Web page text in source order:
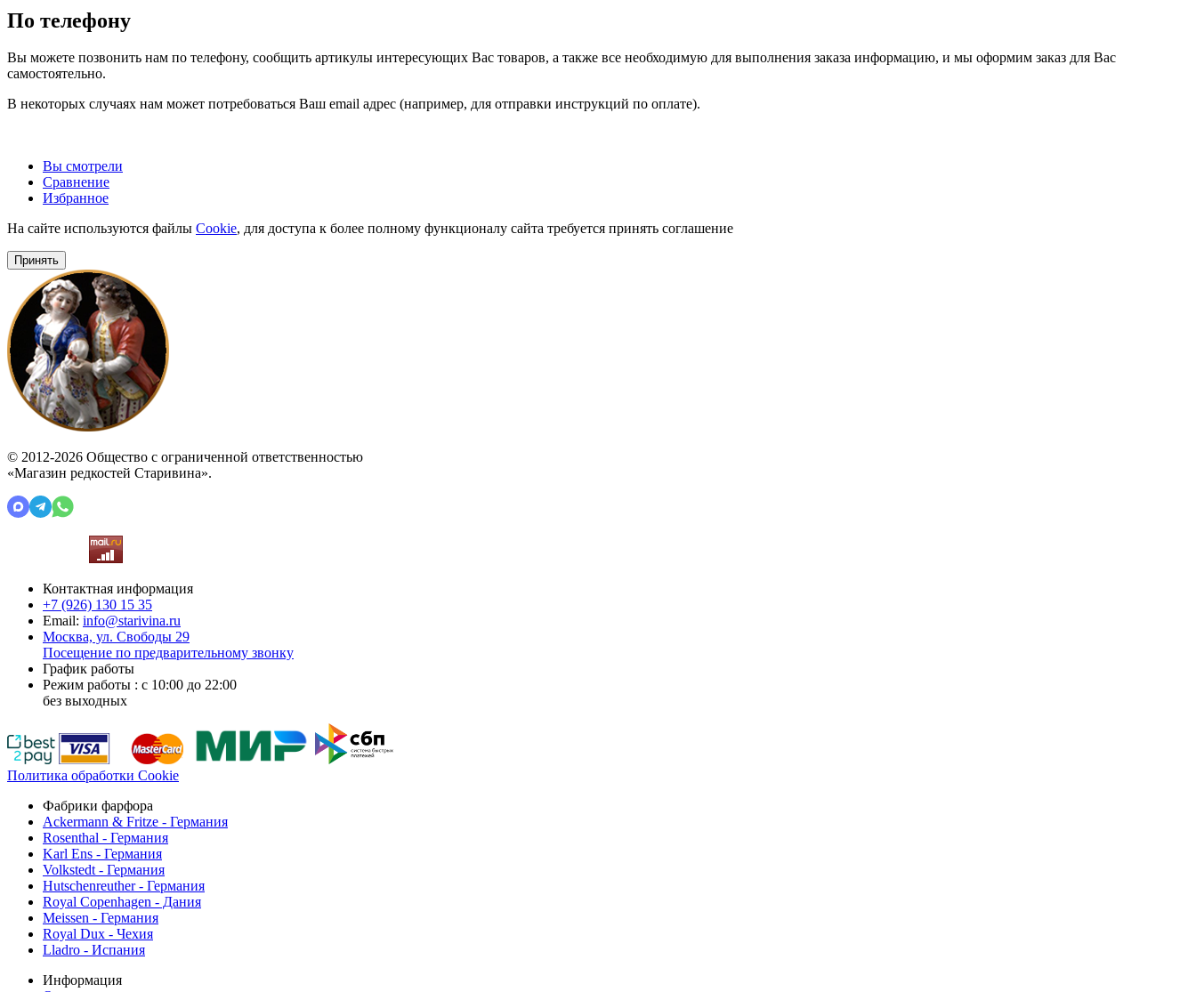
По телефону
Вы можете позвонить нам по телефону, сообщить артикулы интересующих Вас товаров, а также все необходимую для выполнения заказа информацию, и мы оформим заказ для Вас
самостоятельно.
В некоторых случаях нам может потребоваться Ваш email адрес (например, для отправки инструкций по оплате).
Вы смотрели
Сравнение
Избранное
На сайте используются файлы Cookie, для доступа к более полному функционалу сайта требуется принять соглашение
Принять
© 2012-2026 Общество с ограниченной ответственностью
«Магазин редкостей Старивина».
Контактная информация
+7 (926) 130 15 35
Email: info@starivina.ru
Москва, ул. Свободы 29
Посещение по предварительному звонку
График работы
Режим работы : с 10:00 до 22:00
без выходных
Политика обработки Cookie
Фабрики фарфора
Ackermann & Fritze - Германия
Rosenthal - Германия
Karl Ens - Германия
Volkstedt - Германия
Hutschenreuther - Германия
Royal Copenhagen - Дания
Meissen - Германия
Royal Dux - Чехия
Lladro - Испания
Информация